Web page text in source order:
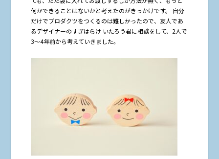
何かできることはないかと考えたのがきっかけです。 自分
だけでプロダクツをつくるのは難しかったので、友人であ
るデザイナーのすぎはらけ いたろう君に相談をして、2人で
3〜4年前から考えていきました。